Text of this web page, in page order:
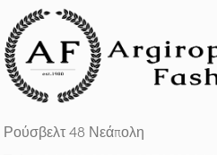
Ρούσβελτ 48 Νεάπολη